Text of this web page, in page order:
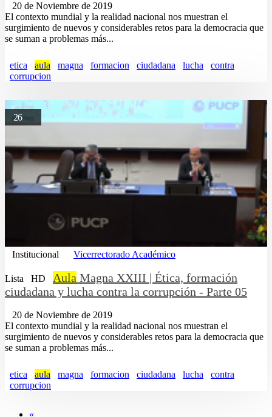
20 de Noviembre de 2019
El contexto mundial y la realidad nacional nos muestran el
surgimiento de nuevos y considerables retos para la democracia que
se suman a problemas más...
etica aula magna formacion ciudadana lucha
contra
corrupcion
26
Institucional Vicerrectorado Académico
Lista HD Aula Magna XXIII | Ética, formación
ciudadana y lucha contra la corrupción - Parte 05
20 de Noviembre de 2019
El contexto mundial y la realidad nacional nos muestran el
surgimiento de nuevos y considerables retos para la democracia que
se suman a problemas más...
etica aula magna formacion ciudadana lucha
contra
corrupcion
«